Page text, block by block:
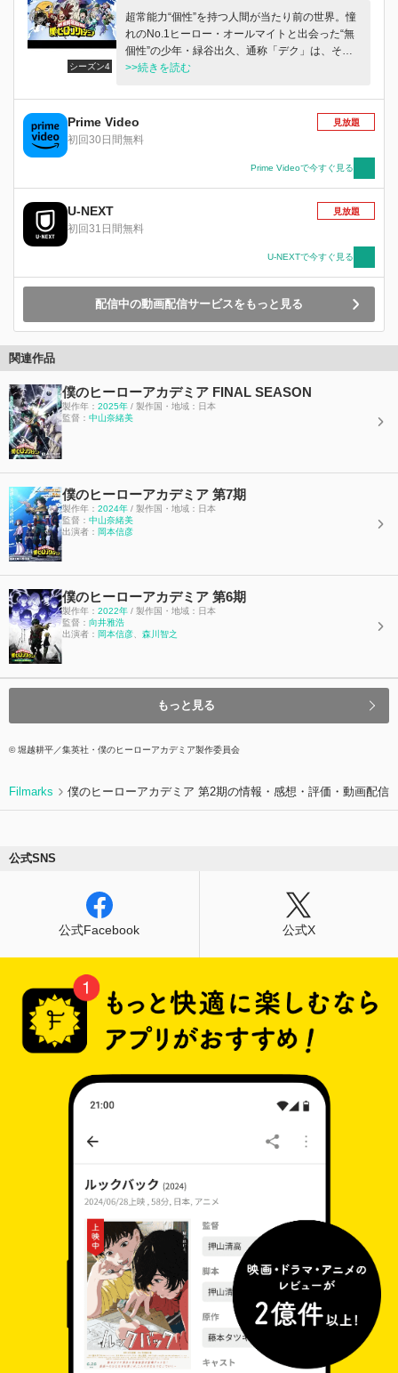
シーズン4
超常能力“個性”を持つ人間が当たり前の世界。憧
れのNo.1ヒーロー・オールマイトと出会った“無
個性”の少年・緑谷出久、通称「デク」は、その
内に秘めるヒーローの資質を見出され、オールマ
だ。デクはヒーロー輩出の名門・雄英高校に入学
し、“個性”で社会や人々を救ける“ヒーロー”にな
ることを目指して、クラスメイトたちと試練の毎
を倒したものの力を使い果たしたオールマイトは
プロヒーローを引退。彼の意志を継いだデクは
「プロヒーロー仮免許」を取得し、“最高のヒー
ロー”にまた一歩近づいた。そんな中、デクは雄
英ビッグ3のひとりであり、プロヒーローのサ
ー・ナイトアイの下で「インターン活動」をして
いる3年生・通形ミリオと出会う。その圧倒的な
実力から、デクはプロヒーローの事務所で実際に
ヒーロー活動を行うインターン活動への意欲を高
まらせる。一方、不穏な動きを見せる指定敵＜ヴ
ラン＞連合のリーダー死柄木弔と接触。そして、
オーバーホールの傍らには、ひとりの少女の姿が
あった―。 デクの、ヒーロー候補生たちの、新
たな“脅威”との戦い、そして“使命”への挑戦が始
>>続きを読む
Prime Video
初回30日間無料
見放題
Prime Videoで今すぐ見る
U-NEXT
初回31日間無料
見放題
U-NEXTで今すぐ見る
配信中の動画配信サービスをもっと見る
関連作品
僕のヒーローアカデミア FINAL SEASON
製作年： 2025年 / 製作国・地域：日本
監督： 中山奈緒美
僕のヒーローアカデミア 第7期
製作年： 2024年 / 製作国・地域：日本
監督： 中山奈緒美
出演者： 岡本信彦
僕のヒーローアカデミア 第6期
製作年： 2022年 / 製作国・地域：日本
監督： 向井雅浩
出演者： 岡本信彦 森川智之
もっと見る
© 堀越耕平／集英社・僕のヒーローアカデミア製作委員会
Filmarks 僕のヒーローアカデミア 第2期の情報・感想・評価・動画配信
公式SNS
公式Facebook 公式X